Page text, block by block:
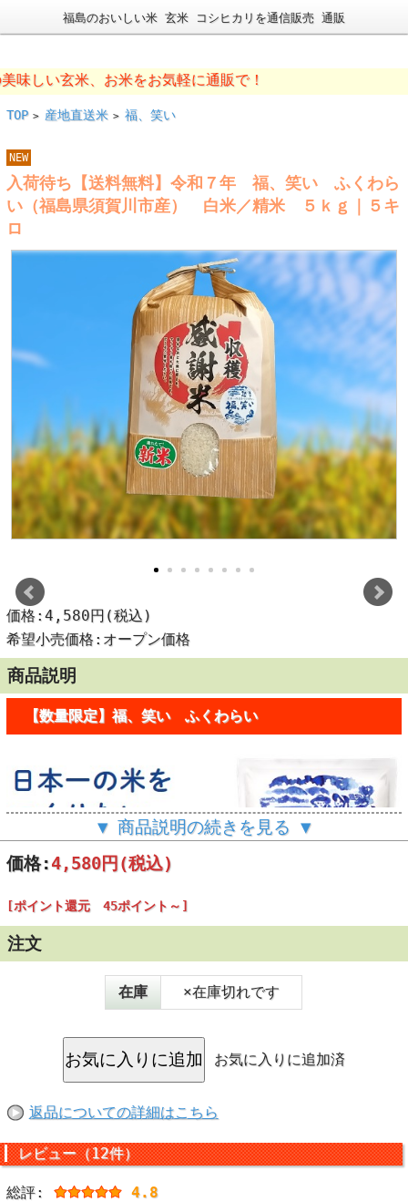
福島のおいしい米 玄米 コシヒカリを通信販売 通販
い玄米、お米をお気軽に通販で！
TOP > 産地直送米 > 福、笑い
NEW
入荷待ち【送料無料】令和７年 福、笑い ふくわら
い（福島県須賀川市産） 白米／精米 ５ｋｇ｜５キ
ロ
価格:4,580円(税込)
希望小売価格:オープン価格
商品説明
【数量限定】福、笑い ふくわらい
出典：https://fukuwarai-fukushima.jp/ 福島
「日本一の米をつくりたい。」
▼ 商品説明の続きを見る ▼
価格:4,580円 (税込)
[ポイント還元 45ポイント～]
注文
在庫 ×在庫切れです
お気に入りに追加済
返品についての詳細はこちら
レビュー（12件）
総評: 4.8